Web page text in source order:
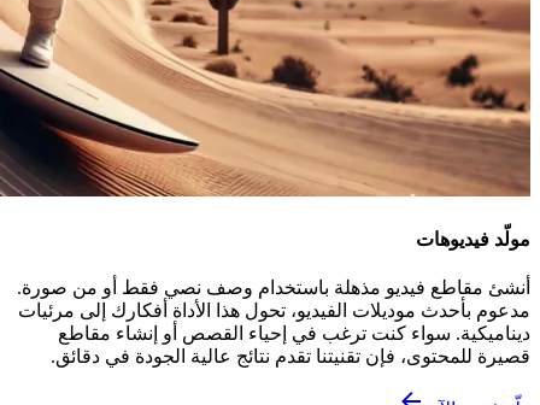
مولّد فيديوهات
أنشئ مقاطع فيديو مذهلة باستخدام وصف نصي فقط أو من صورة.
مدعوم بأحدث موديلات الفيديو، تحول هذا الأداة أفكارك إلى مرئيات
ديناميكية. سواء كنت ترغب في إحياء القصص أو إنشاء مقاطع
قصيرة للمحتوى، فإن تقنيتنا تقدم نتائج عالية الجودة في دقائق.